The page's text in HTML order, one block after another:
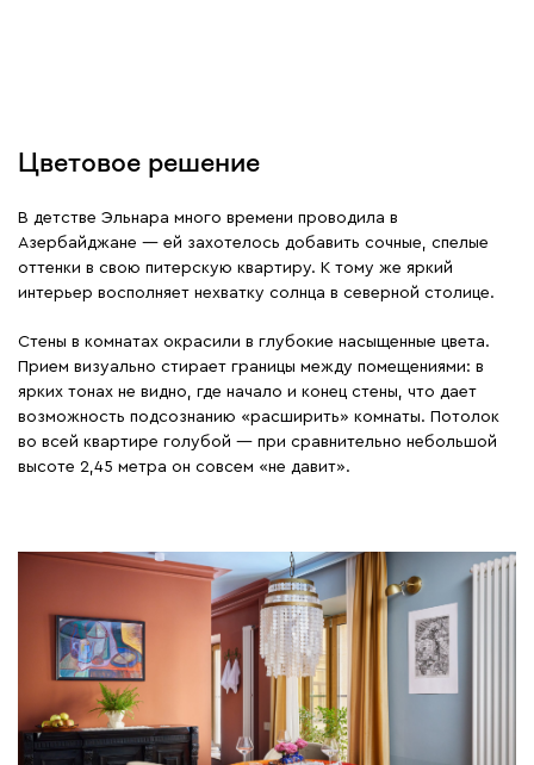
Цветовое решение
В детстве Эльнара много времени проводила в
Азербайджане — ей захотелось добавить сочные, спелые
оттенки в свою питерскую квартиру. К тому же яркий
интерьер восполняет нехватку солнца в северной столице.
Стены в комнатах окрасили в глубокие насыщенные цвета.
Прием визуально стирает границы между помещениями: в
ярких тонах не видно, где начало и конец стены, что дает
возможность подсознанию «расширить» комнаты. Потолок
во всей квартире голубой — при сравнительно небольшой
высоте 2,45 метра он совсем «не давит».